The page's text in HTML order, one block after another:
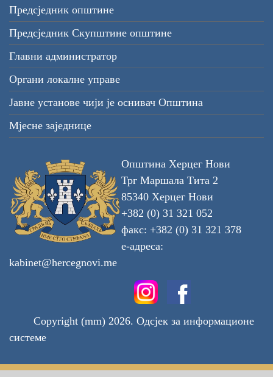
Предсједник општине
Предсједник Скупштине општине
Главни администратор
Органи локалне управе
Јавне установе чији је оснивач Општина
Мјесне заједнице
Општина Херцег Нови
Трг Маршала Тита 2
85340 Херцег Нови
+382 (0) 31 321 052
факс: +382 (0) 31 321 378
е-адреса:
kabinet@hercegnovi.me
Copyright (mm) 2026. Одсјек за информационе
системе